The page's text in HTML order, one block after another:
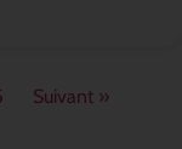
Suivant »